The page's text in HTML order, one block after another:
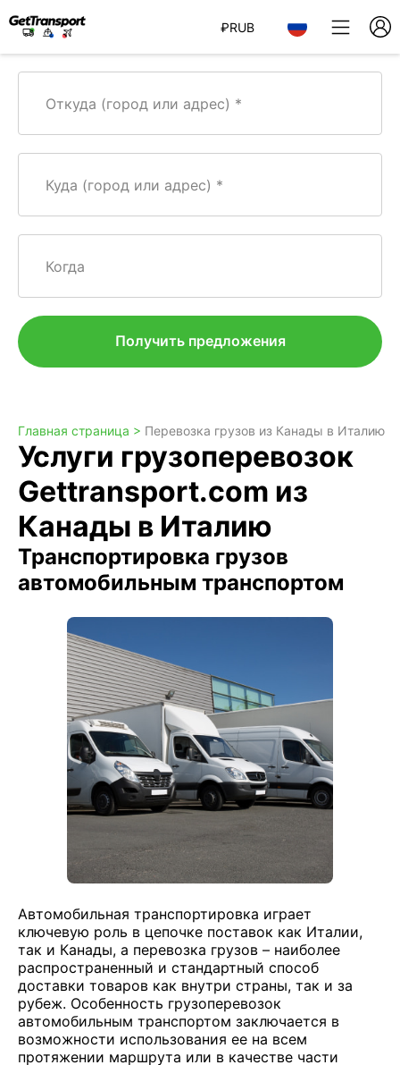
₽RUB
Откуда (город или адрес)
Куда (город или адрес)
Когда
Получить предложения
Главная страница > Перевозка грузов из Канады в Италию
Услуги грузоперевозок
Gettransport.com из
Канады в Италию
Транспортировка грузов
автомобильным транспортом
Автомобильная транспортировка играет
ключевую роль в цепочке поставок как Италии,
так и Канады, а перевозка грузов – наиболее
распространенный и стандартный способ
доставки товаров как внутри страны, так и за
рубеж. Особенность грузоперевозок
автомобильным транспортом заключается в
возможности использования ее на всем
протяжении маршрута или в качестве части